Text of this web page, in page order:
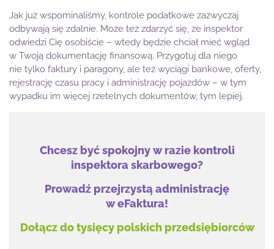
Jak już wspominaliśmy, kontrole podatkowe zazwyczaj
odbywają się zdalnie. Może też zdarzyć się, że inspektor
odwiedzi Cię osobiście – wtedy będzie chciał mieć wgląd
w Twoją dokumentację finansową. Przygotuj dla niego
nie tylko faktury i paragony, ale też wyciągi bankowe, oferty,
rejestrację czasu pracy i administrację pojazdów – w tym
wypadku im więcej rzetelnych dokumentów, tym lepiej.
Chcesz być spokojny w razie kontroli
inspektora skarbowego?
Prowadź przejrzystą administrację
w eFaktura!
Dołącz do tysięcy polskich przedsiębiorców